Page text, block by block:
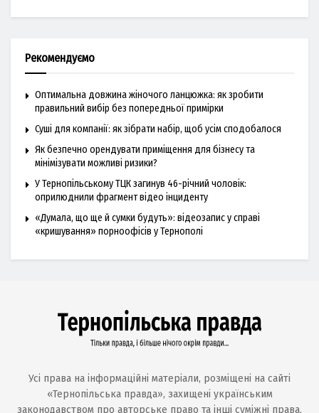
Рекомендуємо
Оптимальна довжина жіночого ланцюжка: як зробити
правильний вибір без попередньої примірки
Суші для компанії: як зібрати набір, щоб усім сподобалося
Як безпечно орендувати приміщення для бізнесу та
мінімізувати можливі ризики?
У Тернопільському ТЦК загинув 46-річний чоловік:
оприлюднили фрагмент відео інциденту
«Думала, що ще й сумки будуть»: відеозапис у справі
«кришування» порноофісів у Тернополі
Усі права на інформаційні матеріали, розміщені на сайті
«Тернопільська правда», захищені українським
законодавством про авторське право та інші суміжні права.